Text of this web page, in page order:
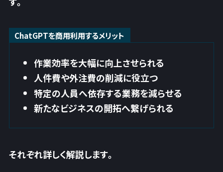
ChatGPTを商用利用するメリット
作業効率を大幅に向上させられる
人件費や外注費の削減に役立つ
特定の人員へ依存する業務を減らせる
新たなビジネスの開拓へ繋げられる
それぞれ詳しく解説します。